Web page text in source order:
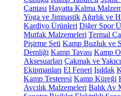
Çantası Hayatta Kalma
Yoga ve Jimnastik Ağırlık ve
Kardiyo Ürünleri Diğer Spor
Mutfak Malzemeleri Termal
Pişirme Seti Kamp Buzluk ve
Demliği Kamp Tavası Kamp
Aksesuarları Çakmak ve
Ekipmanları El Feneri Işıldak
Kamp Testeresi Kamp Küreği
Avcılık Malzemeleri Balık Av